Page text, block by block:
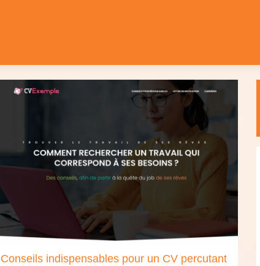
Conseils indispensables pour un CV percutant